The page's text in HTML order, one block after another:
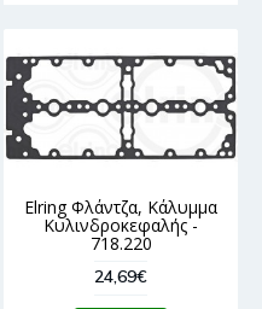
Elring Φλάντζα, Κάλυμμα
Κυλινδροκεφαλής -
718.220
24,69€